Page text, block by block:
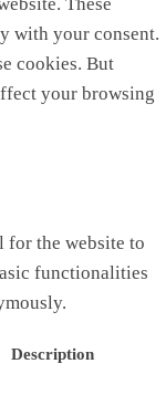
with your consent.
cookies. But
your browsing
for the website to
functionalities
Description